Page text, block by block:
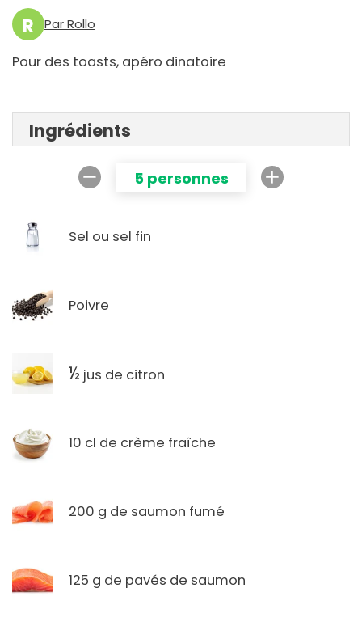
R Par Rollo
Pour des toasts, apéro dinatoire
Ingrédients
5 personnes
Sel ou sel fin
Poivre
½ jus de citron
10 cl de crème fraîche
200 g de saumon fumé
125 g de pavés de saumon